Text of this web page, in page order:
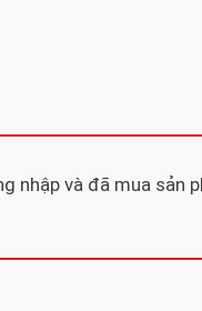
nhập và đã mua sản